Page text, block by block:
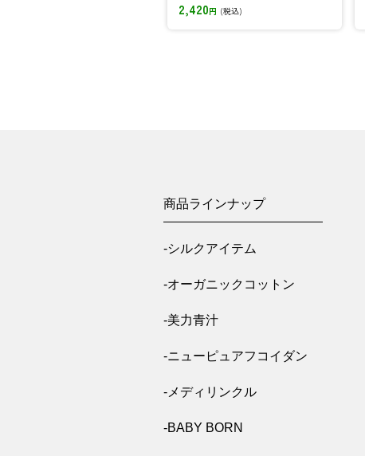
2,420円 (税込)
商品ラインナップ
-シルクアイテム
-オーガニックコットン
-美力青汁
-ニューピュアフコイダン
-メディリンクル
-BABY BORN